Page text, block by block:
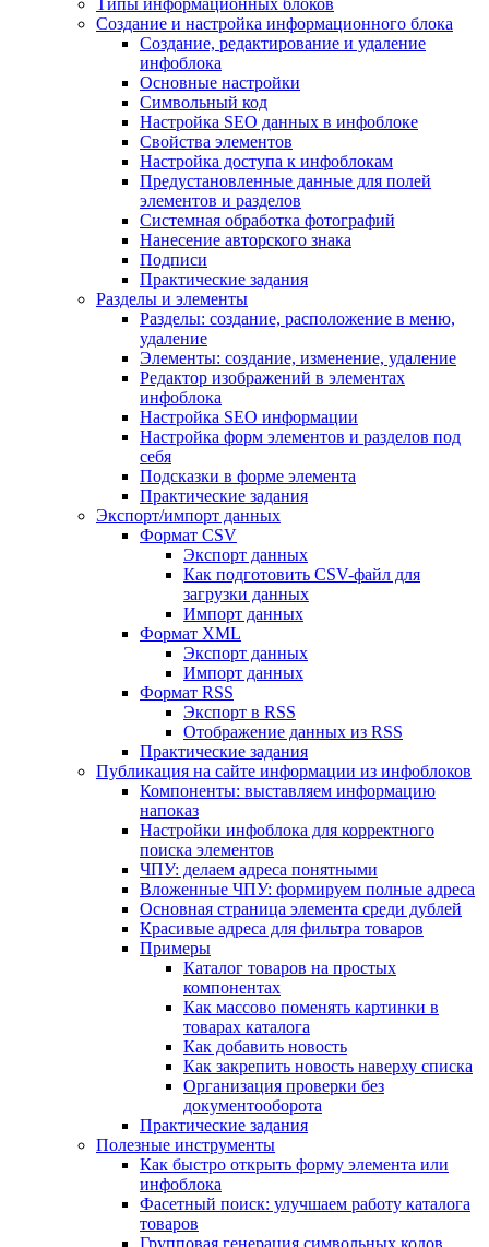
Типы информационных блоков
Создание и настройка информационного блока
Создание, редактирование и удаление
инфоблока
Основные настройки
Символьный код
Настройка SEO данных в инфоблоке
Свойства элементов
Настройка доступа к инфоблокам
Предустановленные данные для полей
элементов и разделов
Системная обработка фотографий
Нанесение авторского знака
Подписи
Практические задания
Разделы и элементы
Разделы: создание, расположение в меню,
удаление
Элементы: создание, изменение, удаление
Редактор изображений в элементах
инфоблока
Настройка SEO информации
Настройка форм элементов и разделов под
себя
Подсказки в форме элемента
Практические задания
Экспорт/импорт данных
Формат CSV
Экспорт данных
Как подготовить CSV-файл для
загрузки данных
Импорт данных
Формат XML
Экспорт данных
Импорт данных
Формат RSS
Экспорт в RSS
Отображение данных из RSS
Практические задания
Публикация на сайте информации из инфоблоков
Компоненты: выставляем информацию
напоказ
Настройки инфоблока для корректного
поиска элементов
ЧПУ: делаем адреса понятными
Вложенные ЧПУ: формируем полные адреса
Основная страница элемента среди дублей
Красивые адреса для фильтра товаров
Примеры
Каталог товаров на простых
компонентах
Как массово поменять картинки в
товарах каталога
Как добавить новость
Как закрепить новость наверху списка
Организация проверки без
документооборота
Практические задания
Полезные инструменты
Как быстро открыть форму элемента или
инфоблока
Фасетный поиск: улучшаем работу каталога
товаров
Групповая генерация символьных кодов